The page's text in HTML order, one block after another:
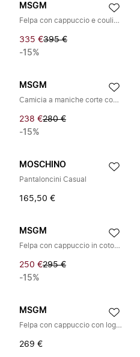
MSGM
Felpa con cappuccio e coulisse con finiture a contrasto
335 €395 €
-15%
MSGM
Camicia a maniche corte con stampa grafica
238 €280 €
-15%
MOSCHINO
Pantaloncini Casual
165,50 €
MSGM
Felpa con cappuccio in cotone con stampa grafica
250 €295 €
-15%
MSGM
Felpa con cappuccio con logo applicato
269 €